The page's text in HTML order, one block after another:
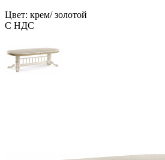
Цвет: крем/ золотой
С НДС